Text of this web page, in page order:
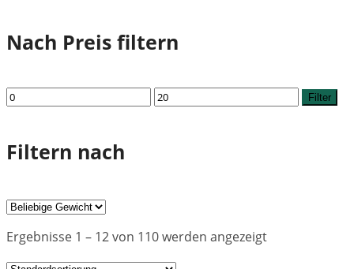
Nach Preis filtern
Min.
Preis
Max.
Preis
Filter
Filtern nach
Ergebnisse 1 – 12 von 110 werden angezeigt